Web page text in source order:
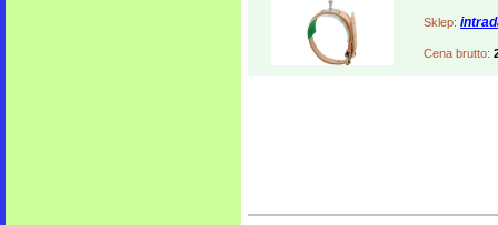
Sklep:
Cena brutto: